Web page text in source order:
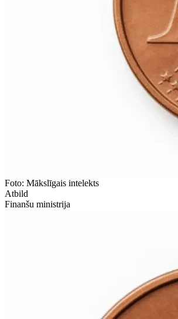
Foto: Mākslīgais intelekts
Atbild
Finanšu ministrija